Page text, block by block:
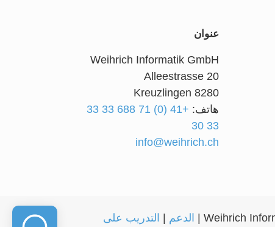
عنوان
Weihrich Informatik GmbH
Alleestrasse 20
8280 Kreuzlingen
هاتف:
+41 (0) 71 688 33 33
33 30
info@weihrich.ch
الدعم | التدريب على